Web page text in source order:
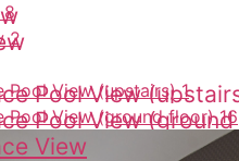
Pool View
Pool View
View